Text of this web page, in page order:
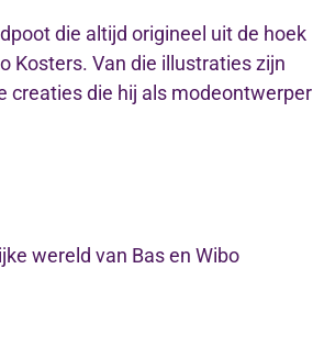
die altijd origineel uit de hoek
Kosters. Van die illustraties zijn
creaties die hij als modeontwerper
wereld van Bas en Wibo